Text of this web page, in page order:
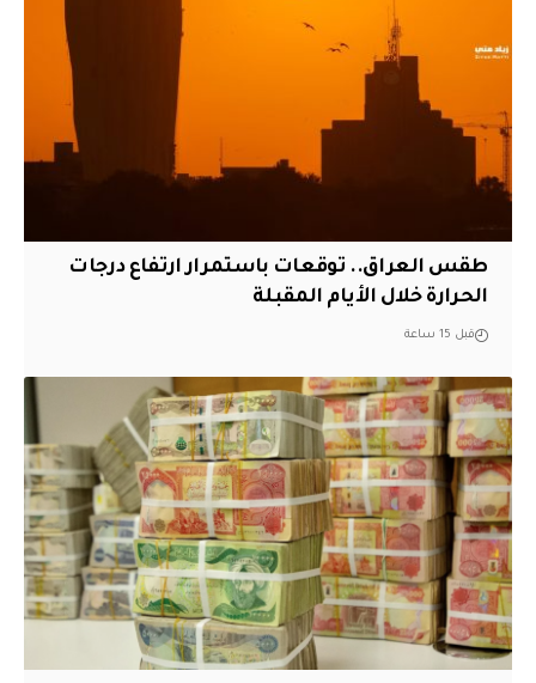
طقس العراق.. توقعات باستمرار ارتفاع درجات
الحرارة خلال الأيام المقبلة
قبل 15 ساعة